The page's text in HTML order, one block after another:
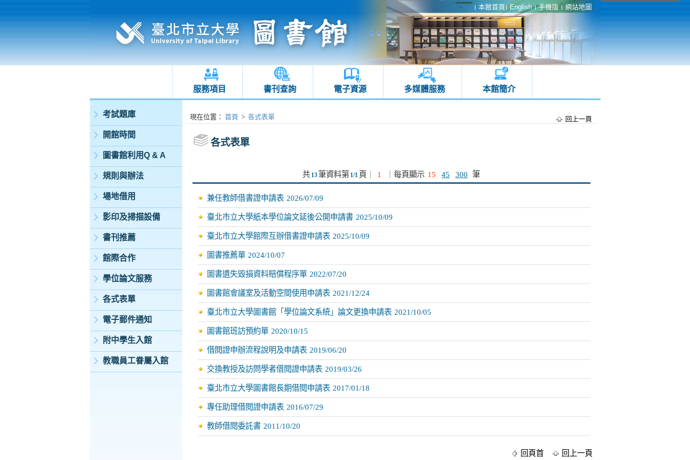
本館首頁 English 手機版 網站地圖
服務項目 書刊查詢 電子資源 多媒體服務 本館簡介
:::
考試題庫
開館時間
圖書館利用Q & A
規則與辦法
場地借用
影印及掃描設備
書刊推薦
館際合作
學位論文服務
各式表單
電子郵件通知
附中學生入館
教職員工眷屬入館
:::現在位置 ： 首頁 > 各式表單 回上一頁
各式表單
共 13筆資料第 1/1 頁 1 每頁顯示 15 45 300 筆
兼任教師借書證申請表 2026/07/09
臺北市立大學紙本學位論文延後公開申請書 2025/10/09
臺北市立大學館際互辦借書證申請表 2025/10/09
圖書推薦單 2024/10/07
圖書遺失毀損資料賠償程序單 2022/07/20
圖書館會議室及活動空間使用申請表 2021/12/24
臺北市立大學圖書館「學位論文系統」論文更換申請表 2021/10/05
圖書館班訪預約單 2020/10/15
借閱證申辦流程說明及申請表 2019/06/20
交換教授及訪問學者借閱證申請表 2019/03/26
臺北市立大學圖書館長期借閱申請表 2017/01/18
專任助理借閱證申請表 2016/07/29
教師借閱委託書 2011/10/20
回頁首 回上一頁